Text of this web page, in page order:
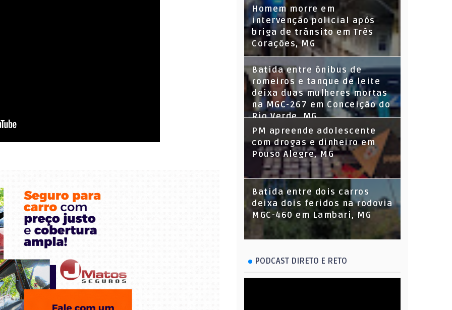
Homem morre em
intervenção policial após
briga de trânsito em Três
Corações, MG
Batida entre ônibus de
romeiros e tanque de leite
deixa duas mulheres mortas
na MGC-267 em Conceição do
Rio Verde, MG
PM apreende adolescente
com drogas e dinheiro em
Pouso Alegre, MG
Batida entre dois carros
deixa dois feridos na rodovia
MGC-460 em Lambari, MG
PODCAST DIRETO E RETO